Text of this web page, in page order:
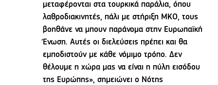
μεταφέρονται στα τουρκικά παράλια, όπου
λαθροδιακινητές, πάλι με στήριξη ΜΚΟ, τους
βοηθάνε να μπουν παράνομα στην Ευρωπαϊκή
Ένωση. Αυτές οι διελεύσεις πρέπει και θα
εμποδιστούν με κάθε νόμιμο τρόπο. Δεν
θέλουμε η χώρα μας να είναι η πύλη εισόδου
της Ευρώπης», σημειώνει ο Νότης